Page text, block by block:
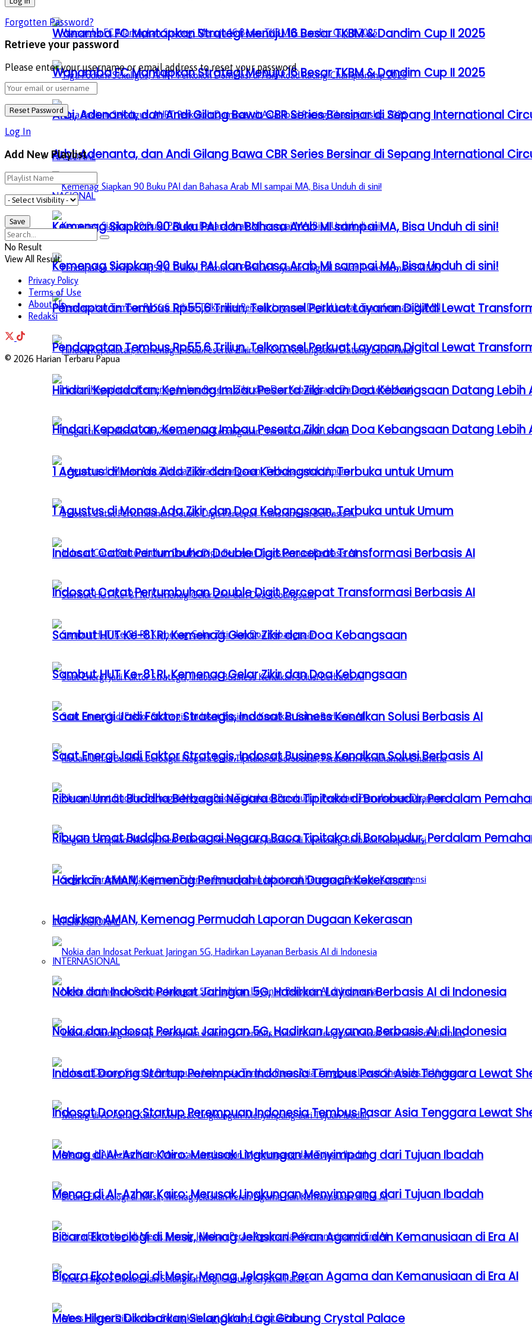
Wanamba FC Mantapkan Strategi Menuju 16 Besar TKBM & Dandim Cup II 2025
Arbi, Adenanta, dan Andi Gilang Bawa CBR Series Bersinar di Sepang International
NASIONAL
Kemenag Siapkan 90 Buku PAI dan Bahasa Arab MI sampai MA, Bisa Unduh di sini!
Pendapatan Tembus Rp55,6 Triliun, Telkomsel Perkuat Layanan Digital Lewat
Hindari Kepadatan, Kemenag Imbau Peserta Zikir dan Doa Kebangsaan Datang Lebih
1 Agustus di Monas Ada Zikir dan Doa Kebangsaan, Terbuka untuk Umum
Indosat Catat Pertumbuhan Double Digit Percepat Transformasi Berbasis AI
Sambut HUT Ke-81 RI, Kemenag Gelar Zikir dan Doa Kebangsaan
Saat Energi Jadi Faktor Strategis, Indosat Business Kenalkan Solusi Berbasis AI
Ribuan Umat Buddha Berbagai Negara Baca Tipitaka di Borobudur, Perdalam
Hadirkan AMAN, Kemenag Permudah Laporan Dugaan Kekerasan
INTERNASIONAL
Nokia dan Indosat Perkuat Jaringan 5G, Hadirkan Layanan Berbasis AI di Indonesia
Indosat Dorong Startup Perempuan Indonesia Tembus Pasar Asia Tenggara Lewat
Menag di Al-Azhar Kairo: Merusak Lingkungan Menyimpang dari Tujuan Ibadah
Bicara Ekoteologi di Mesir, Menag Jelaskan Peran Agama dan Kemanusiaan di Era AI
Mees Hilgers Dikabarkan Selangkah Lagi Gabung Crystal Palace
Wanamba FC Mantapkan Strategi Menuju 16 Besar TKBM & Dandim Cup II 2025
Arbi, Adenanta, dan Andi Gilang Bawa CBR Series Bersinar di Sepang International
NASIONAL
Kemenag Siapkan 90 Buku PAI dan Bahasa Arab MI sampai MA, Bisa Unduh di sini!
Pendapatan Tembus Rp55,6 Triliun, Telkomsel Perkuat Layanan Digital Lewat
Hindari Kepadatan, Kemenag Imbau Peserta Zikir dan Doa Kebangsaan Datang Lebih
1 Agustus di Monas Ada Zikir dan Doa Kebangsaan, Terbuka untuk Umum
Indosat Catat Pertumbuhan Double Digit Percepat Transformasi Berbasis AI
Sambut HUT Ke-81 RI, Kemenag Gelar Zikir dan Doa Kebangsaan
Saat Energi Jadi Faktor Strategis, Indosat Business Kenalkan Solusi Berbasis AI
Ribuan Umat Buddha Berbagai Negara Baca Tipitaka di Borobudur, Perdalam
Hadirkan AMAN, Kemenag Permudah Laporan Dugaan Kekerasan
INTERNASIONAL
Nokia dan Indosat Perkuat Jaringan 5G, Hadirkan Layanan Berbasis AI di Indonesia
Indosat Dorong Startup Perempuan Indonesia Tembus Pasar Asia Tenggara Lewat
Menag di Al-Azhar Kairo: Merusak Lingkungan Menyimpang dari Tujuan Ibadah
Bicara Ekoteologi di Mesir, Menag Jelaskan Peran Agama dan Kemanusiaan di Era AI
Forgotten Password?
Retrieve your password
Please enter your username or email address to reset your password.
Log In
Add New Playlist
No Result
View All Result
Privacy Policy
Terms of Use
About Us
Redaksi
© 2026 Harian Terbaru Papua